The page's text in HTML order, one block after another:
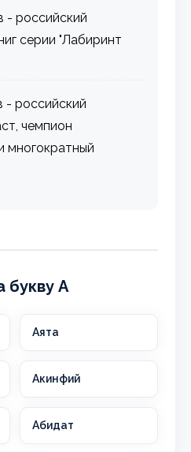
- российский
серии "Лабиринт
- российский
чемпион
многократный
букву А
Аята
Акинфий
Абидат